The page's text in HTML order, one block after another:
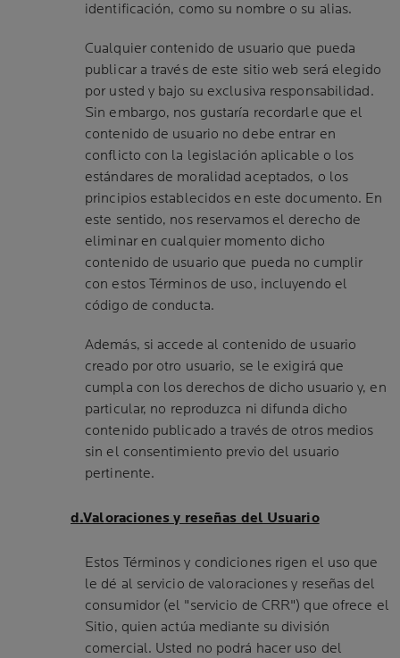
identificación, como su nombre o su alias.
Cualquier contenido de usuario que pueda
publicar a través de este sitio web será elegido
por usted y bajo su exclusiva responsabilidad.
Sin embargo, nos gustaría recordarle que el
contenido de usuario no debe entrar en
conflicto con la legislación aplicable o los
estándares de moralidad aceptados, o los
principios establecidos en este documento. En
este sentido, nos reservamos el derecho de
eliminar en cualquier momento dicho
contenido de usuario que pueda no cumplir
con estos Términos de uso, incluyendo el
código de conducta.
Además, si accede al contenido de usuario
creado por otro usuario, se le exigirá que
cumpla con los derechos de dicho usuario y, en
particular, no reproduzca ni difunda dicho
contenido publicado a través de otros medios
sin el consentimiento previo del usuario
pertinente.
d.Valoraciones y reseñas del Usuario
Estos Términos y condiciones rigen el uso que
le dé al servicio de valoraciones y reseñas del
consumidor (el "servicio de CRR") que ofrece el
Sitio, quien actúa mediante su división
comercial. Usted no podrá hacer uso del